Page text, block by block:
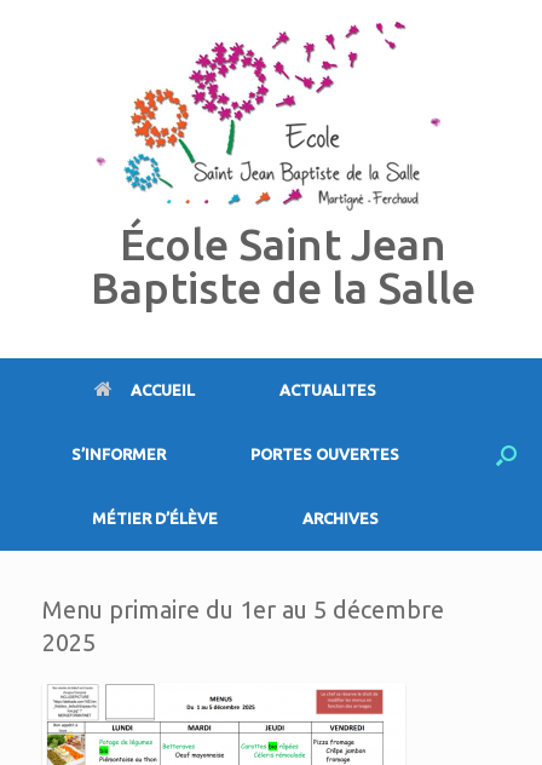
École Saint Jean
Baptiste de la Salle
ACCUEIL ACTUALITES
S’INFORMER PORTES OUVERTES
MÉTIER D’ÉLÈVE ARCHIVES
Menu primaire du 1er au 5 décembre
2025